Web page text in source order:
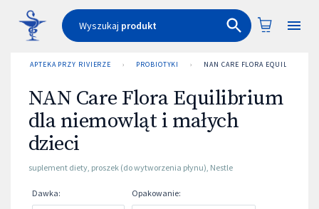
Wyszukaj produkt
APTEKA PRZY RIVIERZE › PROBIOTYKI › NAN CARE FLORA EQUILIBRIUM
NAN Care Flora Equilibrium
dla niemowląt i małych
dzieci
suplement diety, proszek (do wytworzenia płynu), Nestle
Dawka: Opakowanie: